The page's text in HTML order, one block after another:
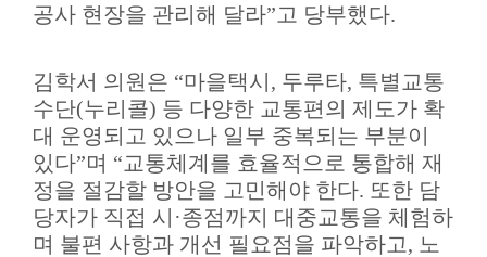
공사 현장을 관리해 달라”고 당부했다.
김학서 의원은 “마을택시 , 두루타, 특별교통
수단(누리콜) 등 다양한 교통편의 제도가 확
대 운영되고 있으나 일부 중복되는 부분이
있다”며 “교통체계를 효율적으로 통합해 재
정을 절감할 방안을 고민해야 한다. 또한 담
당자가 직접 시 ·종점까지 대중교통을 체험하
며 불편 사항과 개선 필요점을 파악하고, 노